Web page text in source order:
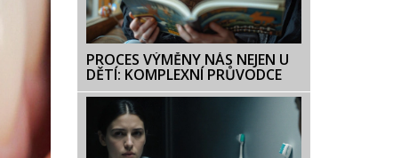
PROCES VÝMĚNY NÁS NEJEN U
DĚTÍ: KOMPLEXNÍ PRŮVODCE